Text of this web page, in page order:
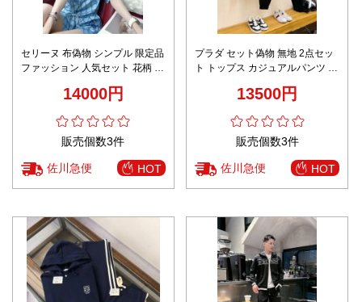
セリーヌ 布偽物 シンプル 限定品
ファッション 人気セット 花柄 抗
14000円
販売個数3件
佐川急便 HOT
プラダ セット偽物 無地 2点セッ
ト トップス カジュアルパンツ 純
13500円
販売個数3件
佐川急便 HOT